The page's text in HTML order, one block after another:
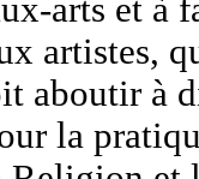
arts et à
artistes,
aboutir à
la